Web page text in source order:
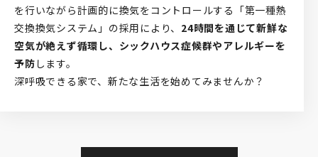
を行いながら計画的に換気をコントロールする「第一種熱
交換換気システム」の採用により、 24時間を通じて新鮮な
空気が絶えず循環し、シックハウス症候群やアレルギーを
予防 します。
深呼吸できる家で、新たな生活を始めてみませんか？